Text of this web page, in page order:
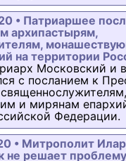
• Патриаршее
архипастырям,
на территории
Московский и
с посланием к
и мирянам
Федерации.
• Митрополит
не решает